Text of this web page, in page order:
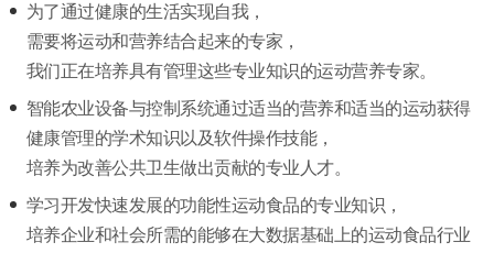
为了通过健康的生活实现自我，
需要将运动和营养结合起来的专家，
我们正在培养具有管理这些专业知识的运动营养专家。
智能农业设备与控制系统通过适当的营养和适当的运动获得
健康管理的学术知识以及软件操作技能，
培养为改善公共卫生做出贡献的专业人才。
学习开发快速发展的功能性运动食品的专业知识，
培养企业和社会所需的能够在大数据基础上的运动食品行业